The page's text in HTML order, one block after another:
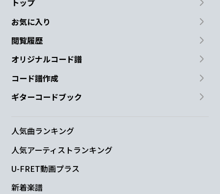
トップ
お気に入り
閲覧履歴
オリジナルコード譜
コード譜作成
ギターコードブック
人気曲ランキング
人気アーティストランキング
U-FRET動画プラス
新着楽譜